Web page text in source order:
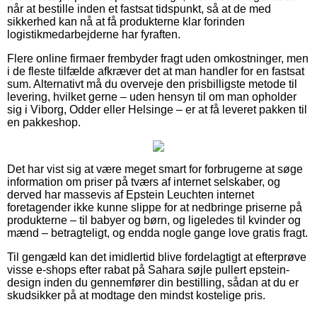
når at bestille inden et fastsat tidspunkt, så at de med
sikkerhed kan nå at få produkterne klar forinden
logistikmedarbejderne har fyraften.
Flere online firmaer frembyder fragt uden omkostninger, men
i de fleste tilfælde afkræver det at man handler for en fastsat
sum. Alternativt må du overveje den prisbilligste metode til
levering, hvilket gerne – uden hensyn til om man opholder
sig i Viborg, Odder eller Helsinge – er at få leveret pakken til
en pakkeshop.
Det har vist sig at være meget smart for forbrugerne at søge
information om priser på tværs af internet selskaber, og
derved har massevis af Epstein Leuchten internet
foretagender ikke kunne slippe for at nedbringe priserne på
produkterne – til babyer og børn, og ligeledes til kvinder og
mænd – betragteligt, og endda nogle gange love gratis fragt.
Til gengæld kan det imidlertid blive fordelagtigt at efterprøve
visse e-shops efter rabat på Sahara søjle pullert epstein-
design inden du gennemfører din bestilling, sådan at du er
skudsikker på at modtage den mindst kostelige pris.